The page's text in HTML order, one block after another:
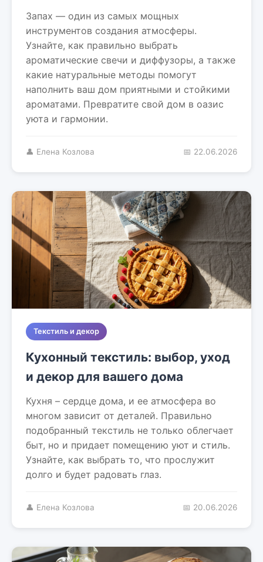
Запах — один из самых мощных
инструментов создания атмосферы.
Узнайте, как правильно выбрать
ароматические свечи и диффузоры, а также
какие натуральные методы помогут
наполнить ваш дом приятными и стойкими
ароматами. Превратите свой дом в оазис
уюта и гармонии.
👤 Елена Козлова 📅 22.06.2026
Текстиль и декор
Кухонный текстиль: выбор, уход
и декор для вашего дома
Кухня – сердце дома, и ее атмосфера во
многом зависит от деталей. Правильно
подобранный текстиль не только облегчает
быт, но и придает помещению уют и стиль.
Узнайте, как выбрать то, что прослужит
долго и будет радовать глаз.
👤 Елена Козлова 📅 20.06.2026